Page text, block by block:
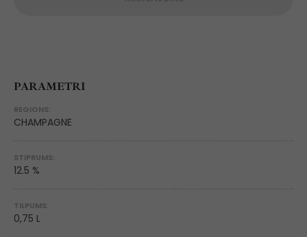
PARAMETRI
REGIONS:
CHAMPAGNE
STIPRUMS:
12.5 %
TILPUMS:
0,75 L